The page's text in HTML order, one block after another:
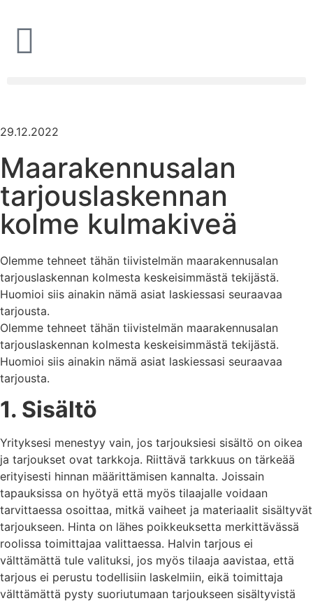
29.12.2022
Maarakennusalan
tarjouslaskennan
kolme kulmakiveä
Olemme tehneet tähän tiivistelmän maarakennusalan
tarjouslaskennan kolmesta keskeisimmästä tekijästä.
Huomioi siis ainakin nämä asiat laskiessasi seuraavaa
tarjousta.
Olemme tehneet tähän tiivistelmän maarakennusalan
tarjouslaskennan kolmesta keskeisimmästä tekijästä.
Huomioi siis ainakin nämä asiat laskiessasi seuraavaa
tarjousta.
1. Sisältö
Yrityksesi menestyy vain, jos tarjouksiesi sisältö on oikea
ja tarjoukset ovat tarkkoja. Riittävä tarkkuus on tärkeää
erityisesti hinnan määrittämisen kannalta. Joissain
tapauksissa on hyötyä että myös tilaajalle voidaan
tarvittaessa osoittaa, mitkä vaiheet ja materiaalit sisältyvät
tarjoukseen. Hinta on lähes poikkeuksetta merkittävässä
roolissa toimittajaa valittaessa. Halvin tarjous ei
välttämättä tule valituksi, jos myös tilaaja aavistaa, että
tarjous ei perustu todellisiin laskelmiin, eikä toimittaja
välttämättä pysty suoriutumaan tarjoukseen sisältyvistä